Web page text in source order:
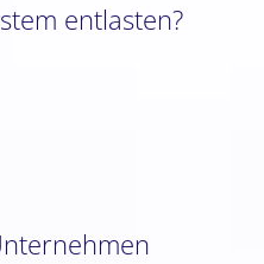
entlasten?